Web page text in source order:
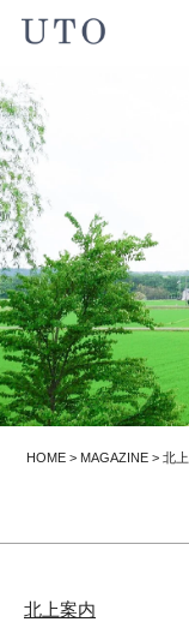
HOME > MAGAZINE >北
北上案内